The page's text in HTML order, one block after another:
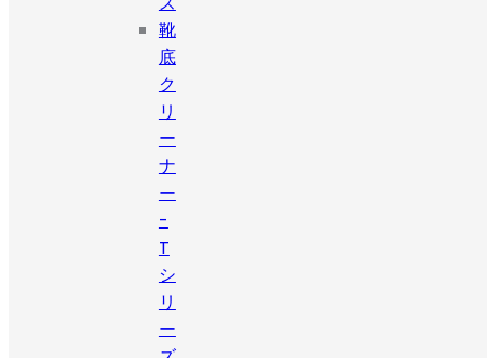
靴
底
ク
リ
ー
ナ
ー
-
T
シ
リ
ー